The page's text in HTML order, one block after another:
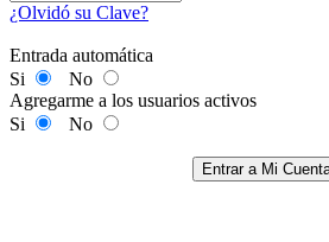
¿Olvidó su Clave?
Entrada automática
Si
No
Agregarme a los usuarios activos
Si
No
Entrar a Mi